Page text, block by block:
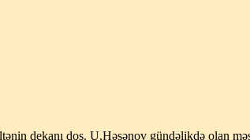
dekanı dos. U.Həsənov gündəlikdə olan